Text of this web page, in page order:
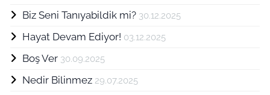
Biz Seni Tanıyabildik mi? 30.12.2025
Hayat Devam Ediyor! 03.12.2025
Boş Ver 30.09.2025
Nedir Bilinmez 29.07.2025